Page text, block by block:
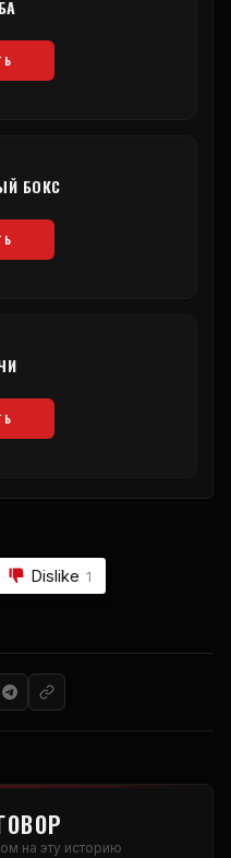
БОКС
Dislike 1
на эту историю